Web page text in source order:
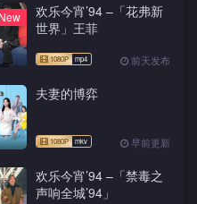
New
欢乐今宵’94 –「花弗新
世界」王菲
前天发布
夫妻的博弈
早前更新
欢乐今宵’94 –「禁毒之
声响全城’94」